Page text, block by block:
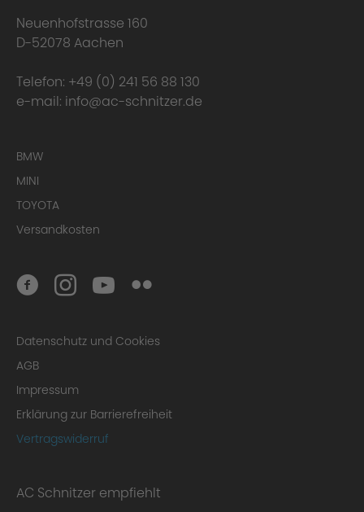
Neuenhofstrasse 160
D-52078 Aachen
Telefon: +49 (0) 241 56 88 130
e-mail: info@ac-schnitzer.de
BMW
MINI
TOYOTA
Versandkosten
Datenschutz und Cookies
AGB
Impressum
Erklärung zur Barrierefreiheit
Vertragswiderruf
AC Schnitzer empfiehlt